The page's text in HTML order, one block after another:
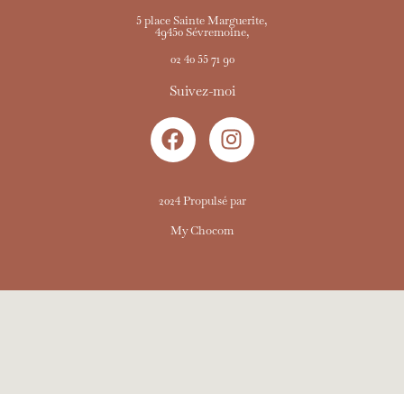
5 place Sainte Marguerite,
49450 Sévremoine,
02 40 55 71 90
Suivez-moi
2024 Propulsé par
My Chocom